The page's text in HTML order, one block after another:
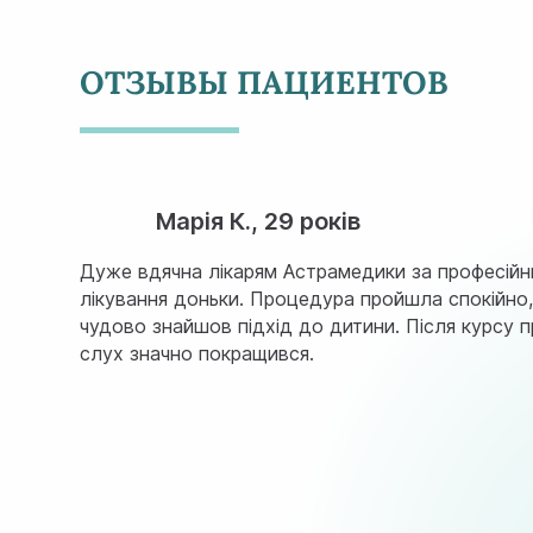
ОТЗЫВЫ ПАЦИЕНТОВ
Марія К., 29 років
Дуже вдячна лікарям Астрамедики за
лікування доньки. Процедура пройшла спокійно,
чудово знайшов підхід до дитини. Після курсу
слух значно покращився.